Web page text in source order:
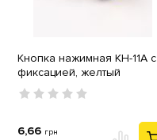
Кнопка нажимная КН-11А с
фиксацией, желтый
6,66 грн